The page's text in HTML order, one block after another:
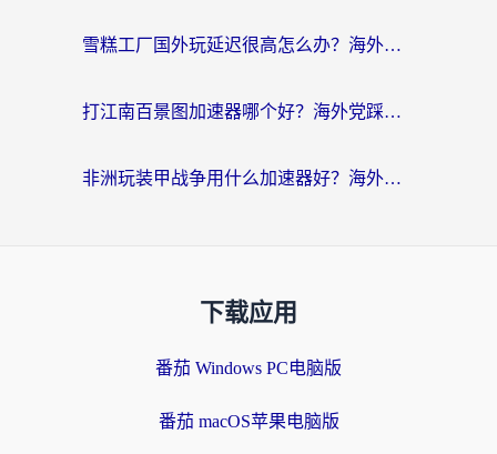
雪糕工厂国外玩延迟很高怎么办？海外玩家国服游戏加速终极攻略（附实测推荐）
打江南百景图加速器哪个好？海外党踩坑N次后，终于找到不卡的秘诀
非洲玩装甲战争用什么加速器好？海外党亲测有效的国服游戏加速方案
下载应用
番茄 Windows PC电脑版
番茄 macOS苹果电脑版